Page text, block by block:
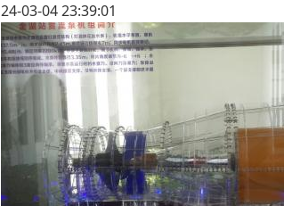
24-03-04 23:39:01